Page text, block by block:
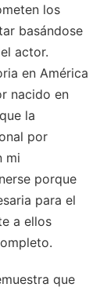
los
basándose
actor.
en América
nacido en
la
por
mi
porque
para el
a ellos
que